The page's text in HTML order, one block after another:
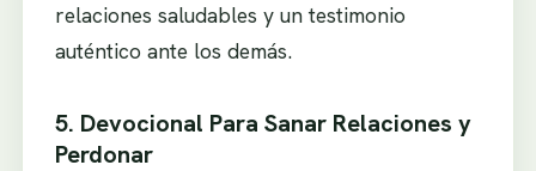
relaciones saludables y un testimonio
auténtico ante los demás.
5. Devocional Para Sanar Relaciones y
Perdonar